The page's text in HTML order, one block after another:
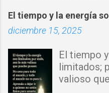
Que tus
mi hogar y
alrededor.
de Dios,
amarres y
El tiempo y la energía
diciembre 15, 2025
El tiempo
limitados;
valioso